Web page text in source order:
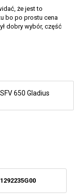
że jest to
bo po prostu cena
dobry wybór, część
SFV 650 Gladius
1292235G00